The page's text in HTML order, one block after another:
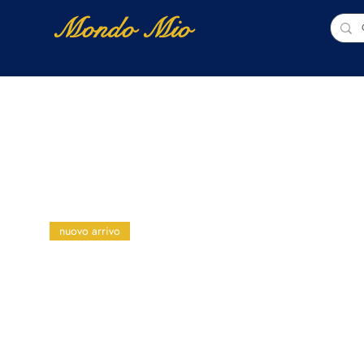
Mondo Mio
nuovo arrivo